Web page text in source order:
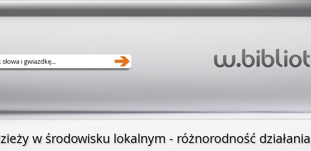
w środowisku lokalnym - różnorodność działania